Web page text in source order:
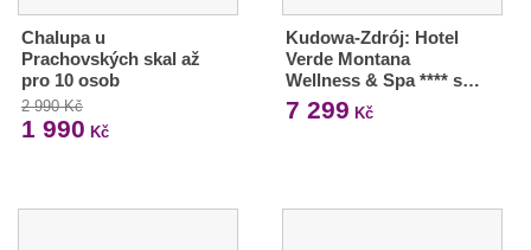
Chalupa u
Prachovských skal až
pro 10 osob
2 990 Kč
1 990 Kč
Kudowa-Zdrój: Hotel
Verde Montana
Wellness & Spa **** s…
7 299 Kč